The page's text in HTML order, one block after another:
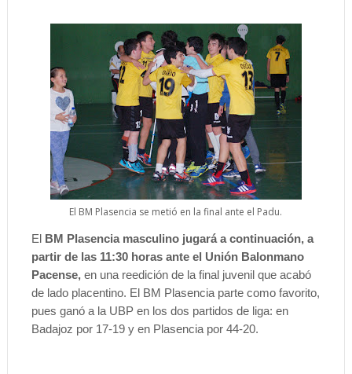
El BM Plasencia se metió en la final ante el Padu.
El BM Plasencia masculino jugará a continuación, a
partir de las 11:30 horas ante el Unión Balonmano
Pacense,en una reedición de la final juvenil que acabó
de lado placentino. El BM Plasencia parte como favorito,
pues ganó a la UBP en los dos partidos de liga: en
Badajoz por 17-19 y en Plasencia por 44-20.